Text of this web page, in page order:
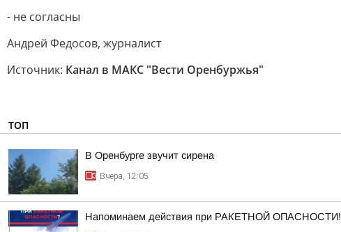
- не согласны
Андрей Федосов, журналист
Источник: Канал в МАКС "Вести Оренбуржья"
ТОП
В Оренбурге звучит сирена
Вчера, 12:05
Напоминаем действия при РАКЕТНОЙ ОПАСНОСТИ!